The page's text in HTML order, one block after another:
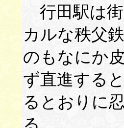
行田駅は街
カルな秩父
のもなにか
ず直進する
るとおりに
る。